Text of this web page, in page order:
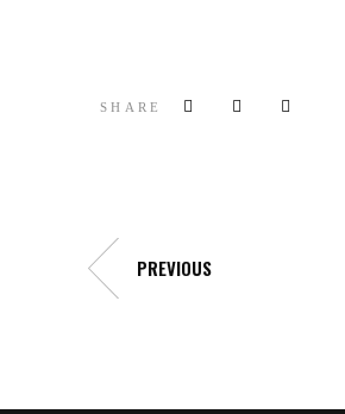
SHARE
PREVIOUS